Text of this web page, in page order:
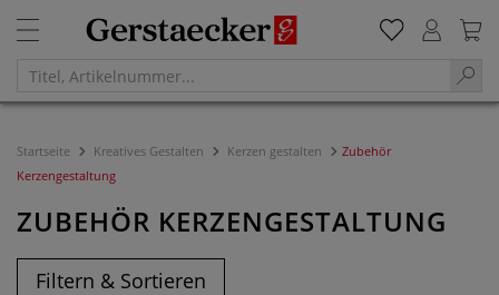
Startseite Kreatives Gestalten Kerzen gestalten
Zubehör
Kerzengestaltung
ZUBEHÖR KERZENGESTALTUNG
Filtern & Sortieren